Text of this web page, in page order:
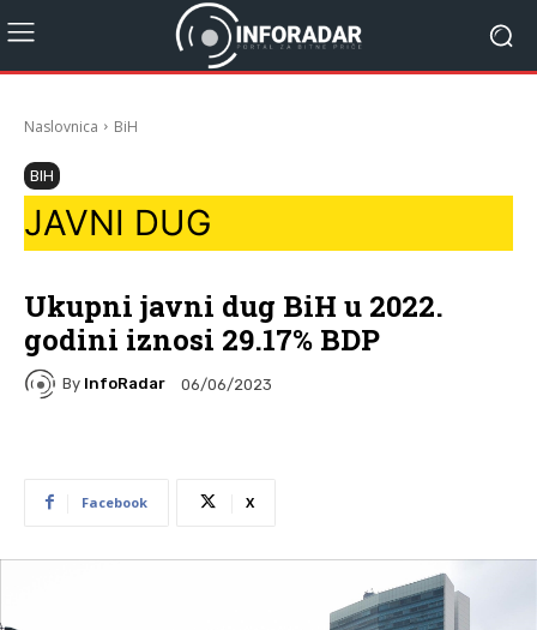
Naslovnica BiH
BIH
JAVNI DUG
Ukupni javni dug BiH u 2022.
godini iznosi 29.17% BDP
By InfoRadar 06/06/2023
Facebook X